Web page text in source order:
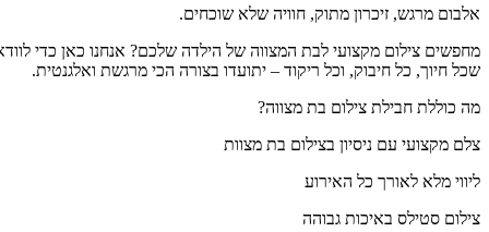
מרגש, זיכרון מתוק, חוויה שלא שוכחים.
צילום מקצועי לבת המצווה של הילדה שלכם? אנחנו כאן כדי לוודא
חיוך, כל חיבוק, וכל ריקוד – יתועדו בצורה הכי מרגשת ואלגנטית.
כוללת חבילת צילום בת מצווה?
מקצועי עם ניסיון בצילום בת מצוות
מלא לאורך כל האירוע
סטילס באיכות גבוהה